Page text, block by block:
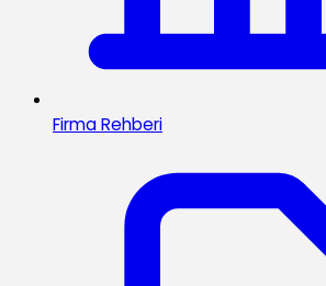
Firma Rehberi